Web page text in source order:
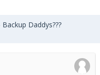
Daddys???